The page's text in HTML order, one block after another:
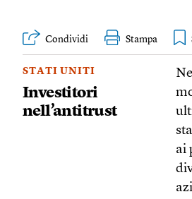
Condividi Stampa
STATI UNITI
Investitori
nell’antitrust
ai